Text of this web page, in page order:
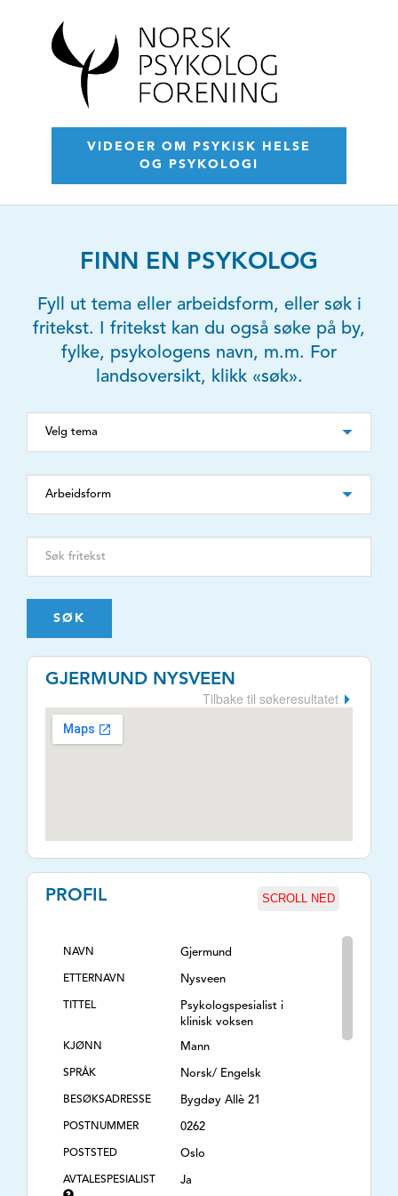
VIDEOER OM PSYKISK HELSE
OG PSYKOLOGI
FINN EN PSYKOLOG
Fyll ut tema eller arbeidsform, eller søk i
fritekst. I fritekst kan du også søke på by,
fylke, psykologens navn, m.m. For
landsoversikt, klikk «søk».
SØK
GJERMUND NYSVEEN
Tilbake til søkeresultatet
PROFIL SCROLL NED
NAVN Gjermund
ETTERNAVN Nysveen
TITTEL
Psykologspesialist i
klinisk voksen
KJØNN Mann
SPRÅK Norsk/ Engelsk
BESØKSADRESSE Bygdøy Allè 21
POSTNUMMER 0262
POSTSTED Oslo
AVTALESPESIALIST Ja